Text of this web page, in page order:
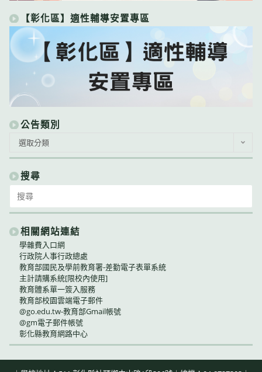
【彰化區】適性輔導安置專區
公告類別
類
別
選取分類
搜尋
for:
相關網站連結
學雜費入口網
行政院人事行政總處
教育部國民及學前教育署-差勤電子表單系統
主計請購系統[限校內使用]
教育體系單一簽入服務
教育部校園雲端電子郵件
@go.edu.tw-教育部Gmail帳號
@gm電子郵件帳號
彰化縣教育網路中心